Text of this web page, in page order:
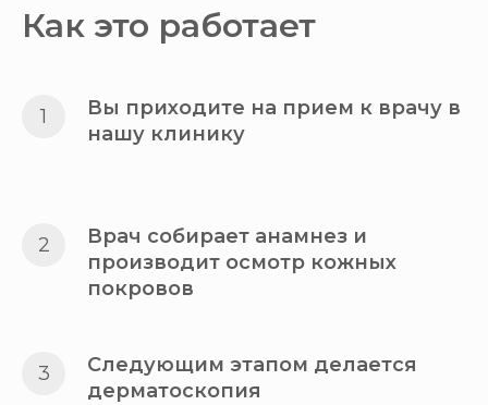
Как это работает
Вы приходите на прием к врачу в
нашу клинику
Врач собирает анамнез и
производит осмотр кожных
покровов
Следующим этапом делается
дерматоскопия